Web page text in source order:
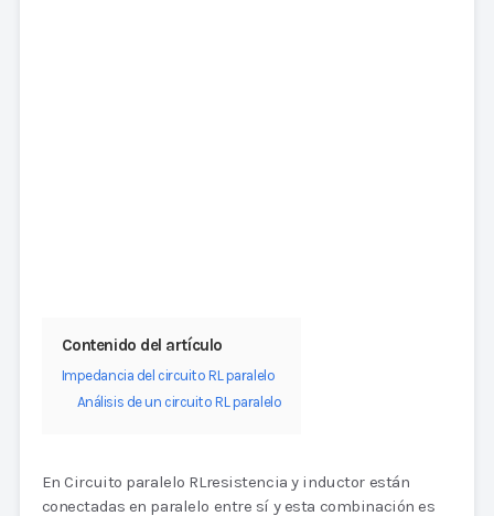
Contenido del artículo
Impedancia del circuito RL paralelo
Análisis de un circuito RL paralelo
En Circuito paralelo RLresistencia y inductor están
conectadas en paralelo entre sí y esta combinación es